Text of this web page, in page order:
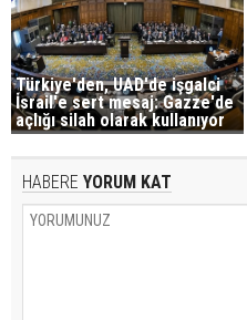
Türkiye'den, UAD'de işgalci
İsrail'e sert mesaj: Gazze'de
açlığı silah olarak kullanıyor
HABERE YORUM KAT